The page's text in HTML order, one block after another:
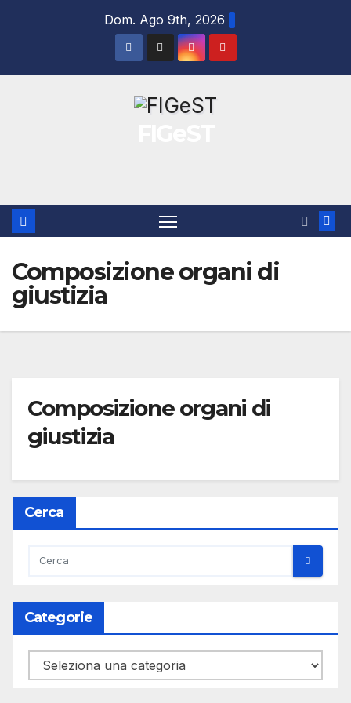
Dom. Ago 9th, 2026
Composizione organi di
giustizia
Composizione organi di
giustizia
Cerca
Categorie
Categorie